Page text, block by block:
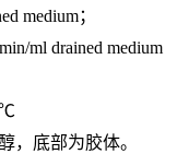
medium；
ml drained medium
，底部为胶体。